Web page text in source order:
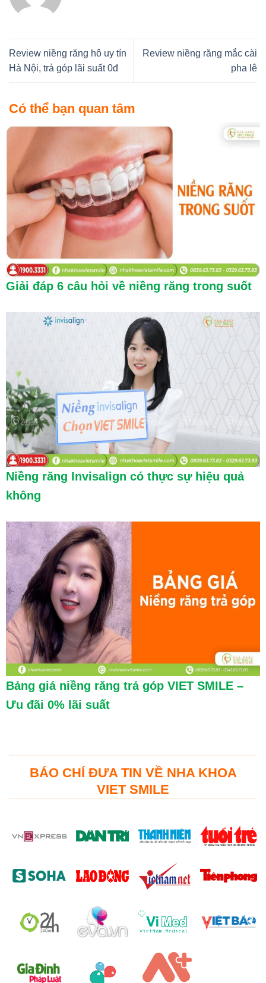
Review niềng răng hô uy tín
Hà Nội, trả góp lãi suất 0đ
Review niềng răng mắc cài
pha lê
Có thể bạn quan tâm
Giải đáp 6 câu hỏi về niềng răng trong suốt
Niềng răng Invisalign có thực sự hiệu quả
không
Bảng giá niềng răng trả góp VIET SMILE –
Ưu đãi 0% lãi suất
BÁO CHÍ ĐƯA TIN VỀ NHA KHOA
VIET SMILE